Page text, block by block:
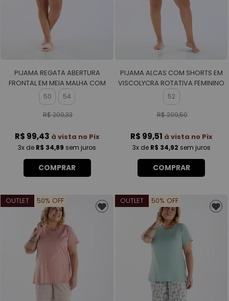
PIJAMA REGATA ABERTURA
FRONTAL EM MEIA MALHA COM
BERMUDA EM MALHA ROTATIVA
FEMININO
50 54
R$ 209,33
R$ 99,43 à vista no Pix
3x de R$ 34,89 sem juros
COMPRAR
PIJAMA ALCAS COM SHORTS EM
VISCOLYCRA ROTATIVA FEMININO
52
R$ 209,50
R$ 99,51 à vista no Pix
3xde R$ 34,92 sem juros
COMPRAR
OUTLET 50% OFF OUTLET 50% OFF